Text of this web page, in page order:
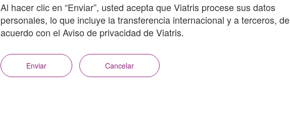
Al hacer clic en “Enviar”, usted acepta que Viatris procese sus datos
personales, lo que incluye la transferencia internacional y a terceros, de
acuerdo con el Aviso de privacidad de Viatris.
Enviar Cancelar